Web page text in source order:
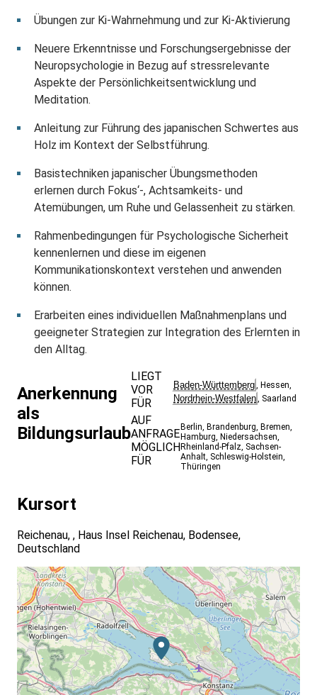
Übungen zur Ki-Wahrnehmung und zur Ki-Aktivierung
Neuere Erkenntnisse und Forschungsergebnisse der
Neuropsychologie in Bezug auf stressrelevante
Aspekte der Persönlichkeitsentwicklung und
Meditation.
Anleitung zur Führung des japanischen Schwertes aus
Holz im Kontext der Selbstführung.
Basistechniken japanischer Übungsmethoden
erlernen durch Fokus‘-, Achtsamkeits- und
Atemübungen, um Ruhe und Gelassenheit zu stärken.
Rahmenbedingungen für Psychologische Sicherheit
kennenlernen und diese im eigenen
Kommunikationskontext verstehen und anwenden
können.
Erarbeiten eines individuellen Maßnahmenplans und
geeigneter Strategien zur Integration des Erlernten in
den Alltag.
Anerkennung
als
Bildungsurlaub
LIEGT
VOR
FÜR
Baden-Württemberg, Hessen,
Nordrhein-Westfalen, Saarland
AUF
ANFRAGE
MÖGLICH
FÜR
Berlin, Brandenburg, Bremen,
Hamburg, Niedersachsen,
Rheinland-Pfalz, Sachsen-
Anhalt, Schleswig-Holstein,
Thüringen
Kursort
Reichenau, , Haus Insel Reichenau, Bodensee,
Deutschland